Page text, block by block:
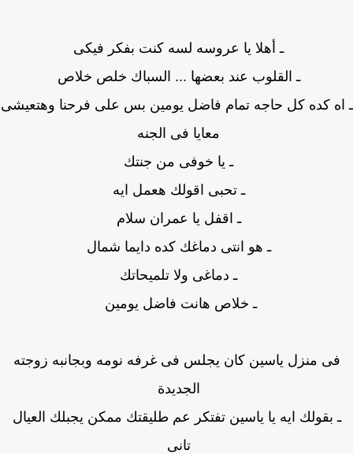
ـ أهلا يا عروسه لسه كنت بفكر فيكى
ـ القلوب عند بعضها ... السباك خلص خلاص
كده كل حاجه تمام فاضل يومين بس على فرحنا وهتعيشى
معايا فى الجنه
ـ يا خوفى من جنتك
ـ تحبى اقولك هعمل ايه
ـ اقفل يا عمران سلام
ـ هو انتى دماغك كده دايما شمال
ـ دماغى ولا تلميحاتك
ـ خلاص هانت فاضل يومين
منزل ياسين كان يجلس فى غرفه نومه وبجانبه زوجته
الجديدة
بقولك ايه يا ياسين تفتكر عم طليقتك ممكن يجبلك العيال
تانى